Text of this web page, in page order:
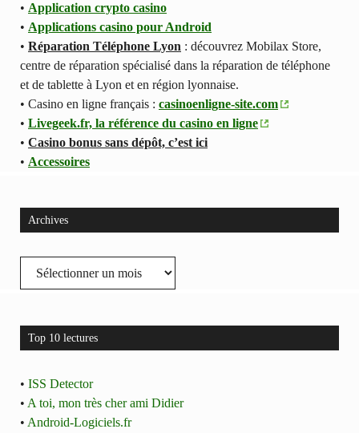
• Application crypto casino
• Applications casino pour Android
• Réparation Téléphone Lyon : découvrez Mobilax Store,
centre de réparation spécialisé dans la réparation de téléphone
et de tablette à Lyon et en région lyonnaise.
• Casino en ligne français : casinoenligne-site.com
• Livegeek.fr, la référence du casino en ligne
• Casino bonus sans dépôt, c’est ici
• Accessoires
Archives
Archives
Top 10 lectures
• ISS Detector
• A toi, mon très cher ami Didier
• Android-Logiciels.fr